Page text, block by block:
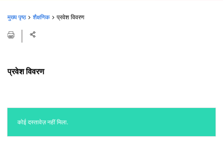
मुख्य पृष्ठ शैक्षणिक प्रवेश विवरण
प्रवेश विवरण
कोई दस्तावेज़ नहीं मिला.